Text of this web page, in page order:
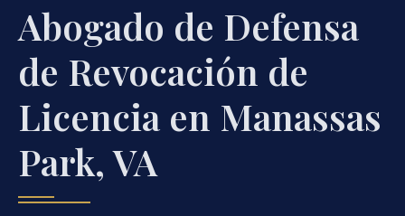
Abogado de Defensa
de Revocación de
Licencia en Manassas
Park, VA